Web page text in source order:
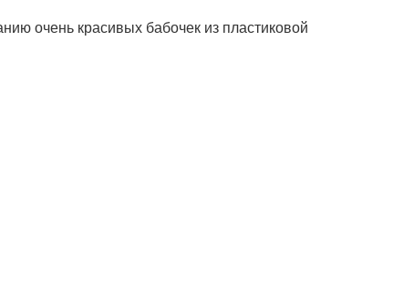
очень красивых бабочек из пластиковой